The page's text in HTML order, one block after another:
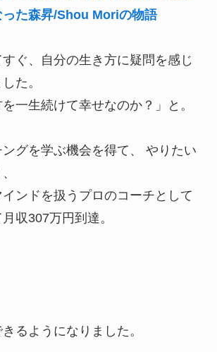
た森昇/Shou Moriの物語
ぐ、自分の生き方に疑問を感じ
た。
を一生続けて幸せなのか？」と。
グを学ぶ機会を得て、 やりたい
ンドを扱うプロのコーチとして
収307万円到達。
るようになりました。